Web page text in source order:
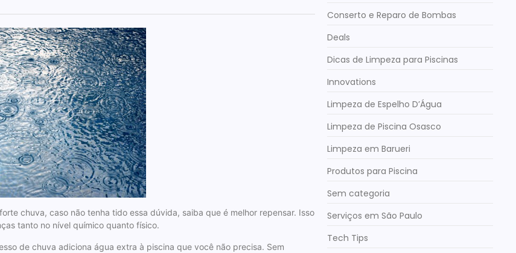
chuva, caso não tenha tido essa dúvida, saiba que é melhor repensar. Isso
tanto no nível químico quanto físico.
de chuva adiciona água extra à piscina que você não precisa. Sem
Conserto e Reparo de Bombas
Deals
Dicas de Limpeza para Piscinas
Innovations
Limpeza de Espelho D’Água
Limpeza de Piscina Osasco
Limpeza em Barueri
Produtos para Piscina
Sem categoria
Serviços em São Paulo
Tech Tips